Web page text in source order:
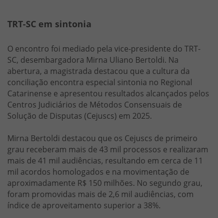
TRT-SC em sintonia
O encontro foi mediado pela vice-presidente do TRT-
SC, desembargadora Mirna Uliano Bertoldi. Na
abertura, a magistrada destacou que a cultura da
conciliação encontra especial sintonia no Regional
Catarinense e apresentou resultados alcançados pelos
Centros Judiciários de Métodos Consensuais de
Solução de Disputas (Cejuscs) em 2025.
Mirna Bertoldi destacou que os Cejuscs de primeiro
grau receberam mais de 43 mil processos e realizaram
mais de 41 mil audiências, resultando em cerca de 11
mil acordos homologados e na movimentação de
aproximadamente R$ 150 milhões. No segundo grau,
foram promovidas mais de 2,6 mil audiências, com
índice de aproveitamento superior a 38%.